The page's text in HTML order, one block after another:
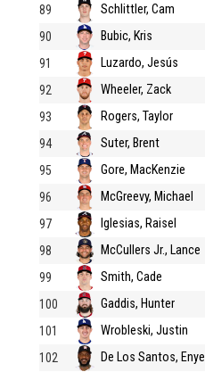
89 Schlittler, Cam
90 Bubic, Kris
91 Luzardo, Jesús
92 Wheeler, Zack
93 Rogers, Taylor
94 Suter, Brent
95 Gore, MacKenzie
96 McGreevy, Michael
97 Iglesias, Raisel
98 McCullers Jr., Lance
99 Smith, Cade
100 Gaddis, Hunter
101 Wrobleski, Justin
102 De Los Santos, Enyel